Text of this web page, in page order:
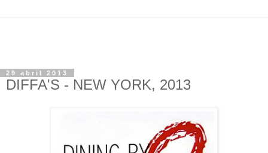
29 abril 2013
DIFFA'S - NEW YORK, 2013